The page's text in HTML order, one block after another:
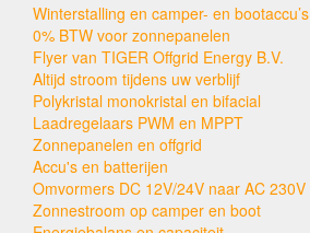
Winterstalling en camper- en bootaccu’s
0% BTW voor zonnepanelen
Flyer van TIGER Offgrid Energy B.V.
Altijd stroom tijdens uw verblijf
Polykristal monokristal en bifacial
Laadregelaars PWM en MPPT
Zonnepanelen en offgrid
Accu's en batterijen
Omvormers DC 12V/24V naar AC 230V
Zonnestroom op camper en boot